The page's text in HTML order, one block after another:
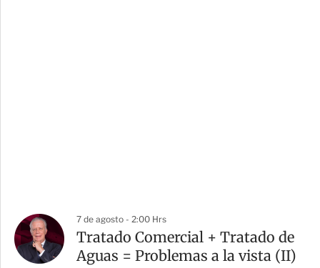
7 de agosto - 2:00 Hrs
Tratado Comercial + Tratado de
Aguas = Problemas a la vista (II)